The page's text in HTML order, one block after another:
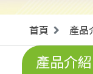
首頁 產品
產品介紹